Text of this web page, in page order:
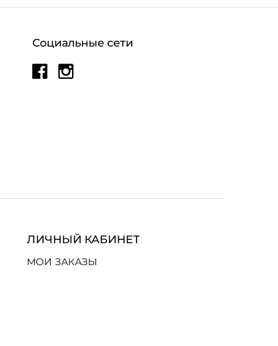
Социальные сети
ЛИЧНЫЙ КАБИНЕТ
МОИ ЗАКАЗЫ